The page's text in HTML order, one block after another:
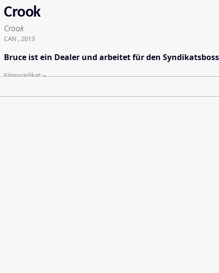
Crook
Crook
CAN , 2013
Bruce ist ein Dealer und arbeitet für den
Filmprädikat:-